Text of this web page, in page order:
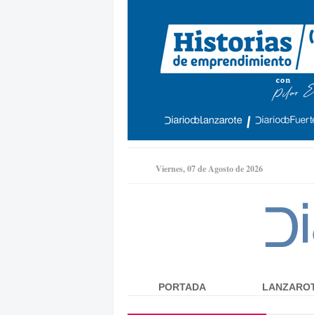
Viernes, 07 de Agosto de 2026
PORTADA